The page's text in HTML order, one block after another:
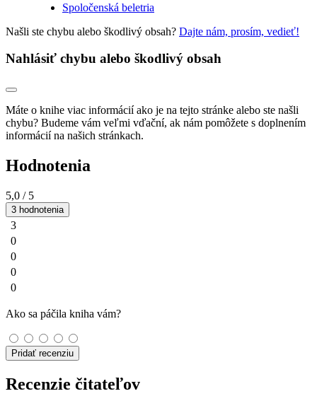
Spoločenská beletria
Našli ste chybu alebo škodlivý obsah? Dajte nám, prosím, vedieť!
Nahlásiť chybu alebo škodlivý obsah
Máte o knihe viac informácií ako je na tejto stránke alebo ste našli
chybu? Budeme vám veľmi vďační, ak nám pomôžete s doplnením
informácií na našich stránkach.
Hodnotenia
5,0 / 5
3 hodnotenia
3
0
0
0
0
Ako sa páčila kniha vám?
Pridať recenziu
Recenzie čitateľov